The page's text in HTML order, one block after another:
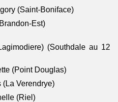
(Saint-Boniface)
Est)
(Southdale au 12
(Point Douglas)
(La Verendrye)
(Riel)